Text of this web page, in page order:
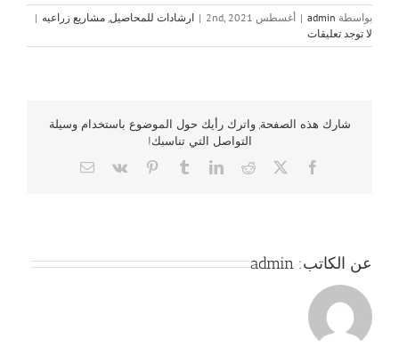
بواسطة admin
| أغسطس 2nd, 2021 | ارشادات للمحاصيل مشاريع زراعيه |
لا توجد تعليقات
شارك هذه الصفحة, واترك رأيك حول الموضوع باستخدام وسيلة
التواصل التي تناسبك!
Facebook
X
Reddit
LinkedIn
Tumblr
Pinterest
Vk
Email
عن الكاتب: admin